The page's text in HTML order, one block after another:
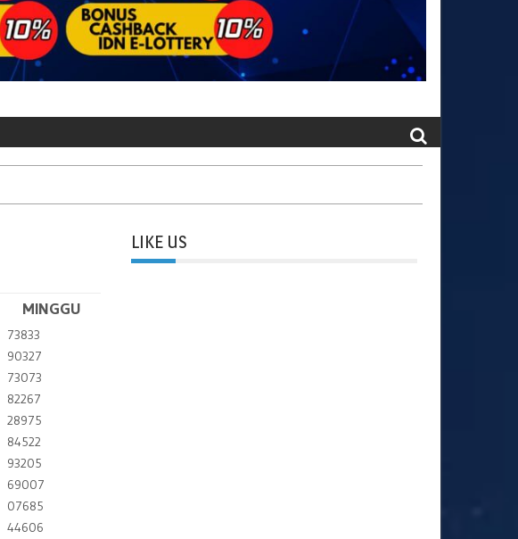
MINGGU
73833
90327
73073
82267
28975
84522
93205
69007
07685
44606
LIKE US